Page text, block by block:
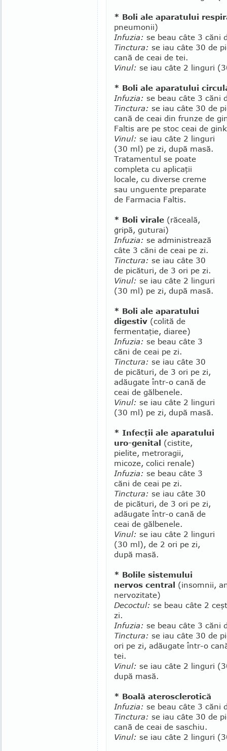
* Boli ale aparatului
pneumonii)
Infuzia: se beau câte 3 căni
Tinctura: se iau câte 30 de
cană de ceai de tei.
Vinul: se iau câte 2 linguri
* Boli ale aparatului
Infuzia: se beau câte 3 căni
Tinctura: se iau câte 30 de
cană de ceai din frunze de
Faltis are pe stoc ceai de
Vinul: se iau câte 2 linguri
(30 ml) pe zi, după masă.
Tratamentul se poate
completa cu aplicaţii
locale, cu diverse creme
sau unguente preparate
de Far­macia Faltis.
* Boli virale (răceală,
gripă, guturai)
Infuzia: se administrează
câte 3 căni de ceai pe zi.
Tinctura: se iau câte 30
de picături, de 3 ori pe zi.
Vinul: se iau câte 2 linguri
(30 ml) pe zi, după masă.
* Boli ale aparatului
digestiv (colită de
fermentaţie, diaree)
Infuzia: se beau câte 3
căni de ceai pe zi.
Tinctura: se iau câte 30
de picături, de 3 ori pe zi,
adăugate într-o cană de
ceai de gălbenele.
Vinul: se iau câte 2 linguri
(30 ml) pe zi, după masă.
* Infecţii ale aparatului
uro-genital (cistite,
pielite, metroragii,
micoze, colici renale)
Infuzia: se beau câte 3
căni de ceai pe zi.
Tinctura: se iau câte 30
de picături, de 3 ori pe zi,
adăugate într-o cană de
ceai de gălbenele.
Vinul: se iau câte 2 linguri
(30 ml), de 2 ori pe zi,
după masă.
* Bolile sistemului
nervos central (insomnii,
nervozitate)
Decoctul: se beau câte 2
zi.
Infuzia: se beau câte 3 căni
Tinctura: se iau câte 30 de
ori pe zi, adăugate într-o
tei.
Vinul: se iau câte 2 linguri
după masă.
* Boală aterosclerotică
Infuzia: se beau câte 3 căni
Tinctura: se iau câte 30 de
cană de ceai de saschiu.
Vinul: se iau câte 2 linguri